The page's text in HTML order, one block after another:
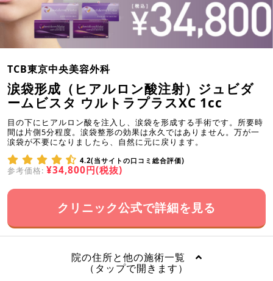
TCB東京中央美容外科
涙袋形成（ヒアルロン酸注射）ジュビダ
ームビスタ ウルトラプラスXC 1cc
目の下にヒアルロン酸を注入し、涙袋を形成する手術です。所要時
間は片側5分程度。涙袋整形の効果は永久ではありません。万が一
涙袋が不要になりましたら、自然に元に戻ります。
4.2(当サイトの口コミ総合評価)
参考価格: ¥34,800円(税抜)
クリニック公式で詳細を見る
院の住所と他の施術一覧
（タップで開きます）